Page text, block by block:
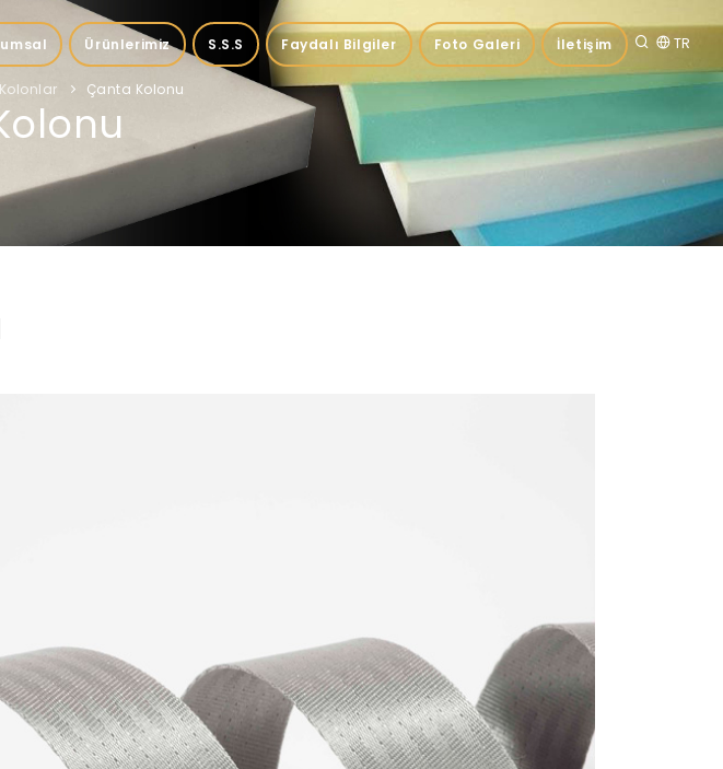
TR
Ürünlerimiz S.S.S Faydalı Bilgiler Foto Galeri İletişim
Kolonlar Çanta Kolonu